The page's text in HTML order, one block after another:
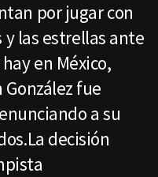
por jugar con
y las estrellas ante
en México,
fue
a su
decisión